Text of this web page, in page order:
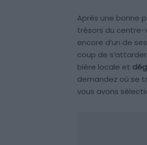
Après une bonne
trésors du centre-
encore d’un de
coup de
bière locale et
demandez où se
vous avons